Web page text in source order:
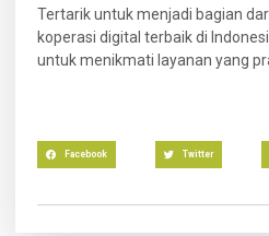
Tertarik untuk menjadi bagian
koperasi digital terbaik di
untuk menikmati layanan yang
Facebook Twitter